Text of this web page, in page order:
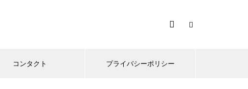
コンタクト プライバシーポリシー